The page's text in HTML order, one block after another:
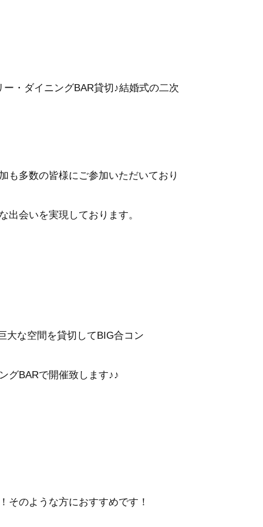
・ダイニングBAR貸切♪結婚式の二次
も多数の皆様にご参加いただいており
出会いを実現しております。
な空間を貸切してBIG合コン
グBARで開催致します♪♪
そのような方におすすめです！